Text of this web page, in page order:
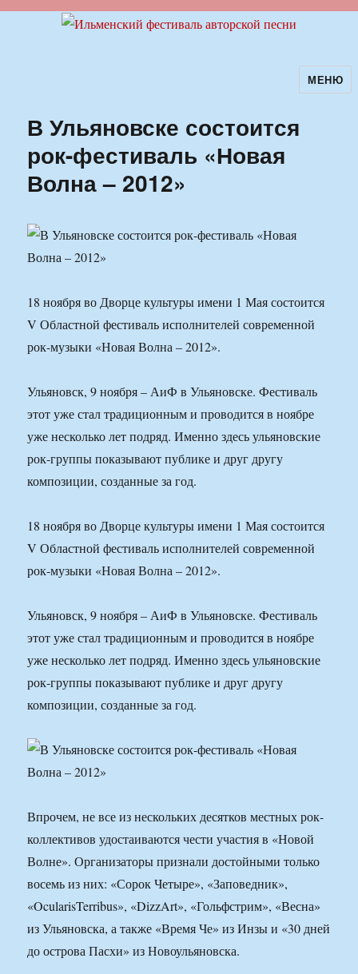
Ильменский фестиваль авторскойМЕНЮ
В Ульяновске состоится
рок-фестиваль «Новая
Волна – 2012»
18 ноября во Дворце культуры имени 1 Мая состоится
V Областной фестиваль исполнителей современной
рок-музыки «Новая Волна – 2012».
Ульяновск, 9 ноября – АиФ в Ульяновске. Фестиваль
этот уже стал традиционным и проводится в ноябре
уже несколько лет подряд. Именно здесь ульяновские
рок-группы показывают публике и друг другу
композиции, созданные за год.
18 ноября во Дворце культуры имени 1 Мая состоится
V Областной фестиваль исполнителей современной
рок-музыки «Новая Волна – 2012».
Ульяновск, 9 ноября – АиФ в Ульяновске. Фестиваль
этот уже стал традиционным и проводится в ноябре
уже несколько лет подряд. Именно здесь ульяновские
рок-группы показывают публике и друг другу
композиции, созданные за год.
Впрочем, не все из нескольких десятков местных рок-
коллективов удостаиваются чести участия в «Новой
Волне». Организаторы признали достойными только
восемь из них: «Сорок Четыре», «Заповедник»,
«OcularisTerribus», «DizzArt», «Гольфстрим», «Весна»
из Ульяновска, а также «Время Че» из Инзы и «30 дней
до острова Пасхи» из Новоульяновска.